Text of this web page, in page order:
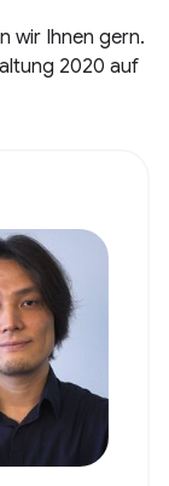
wir Ihnen gern.
2020 auf